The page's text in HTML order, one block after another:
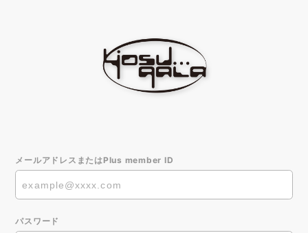
メールアドレスまたはPlus member ID
パスワード